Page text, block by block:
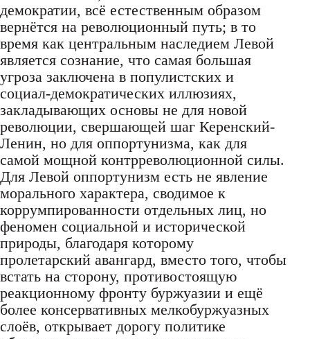
демократии, всё естественным образом
вернётся на революционный путь; в то
время как центральным наследием Левой
является сознание, что самая большая
угроза заключена в популистских и
социал-демократических иллюзиях,
закладывающих основы не для новой
революции, свершающей шаг Керенский-
Ленин, но для оппортунизма, как для
самой мощной контрреволюционной силы.
Для Левой оппортунизм есть не явление
морального характера, сводимое к
коррумпированности отдельных лиц, но
феномен социальной и исторической
природы, благодаря которому
пролетарский авангард, вместо того, чтобы
встать на сторону, противостоящую
реакционному фронту буржуазии и ещё
более консервативных мелкобуржуазных
слоёв, открывает дорогу политике